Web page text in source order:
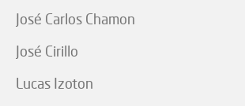
José Carlos Chamon
José Cirillo
Lucas Izoton